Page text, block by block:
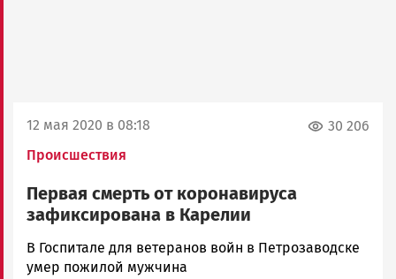
12 мая 2020 в 08:18
Происшествия
30 206
Первая смерть от коронавируса
зафиксирована в Карелии
Корректор
Новости
В Госпитале для ветеранов войн в Петрозаводске
умер пожилой мужчина